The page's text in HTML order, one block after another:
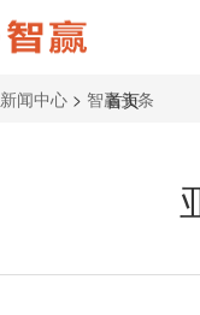
首页
新闻中心 > 智赢头条